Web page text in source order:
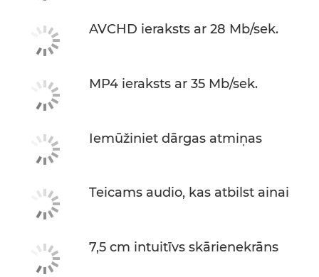
AVCHD ieraksts ar 28 Mb/sek.
MP4 ieraksts ar 35 Mb/sek.
Iemūžiniet dārgas atmiņas
Teicams audio, kas atbilst ainai
7,5 cm intuitīvs skārienekrāns